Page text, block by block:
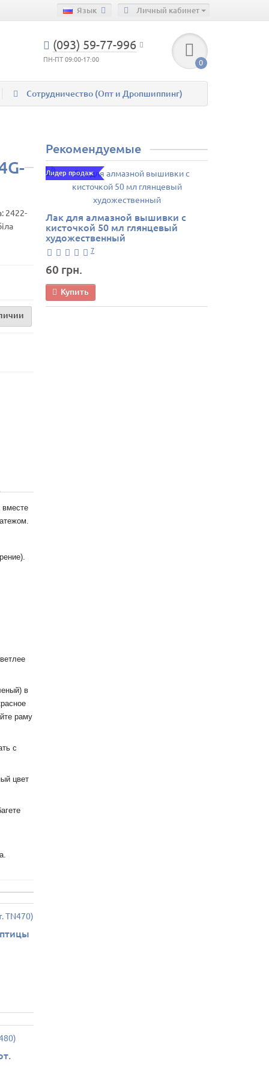
Личный кабинет
Язык
(093) 59-77-996
ПН-ПТ 09:00-17:00 0
Сотрудничество (Опт и Дропшиппинг)
2422-
вместе
в
раму
с
цвет
Рекомендуемые
Лидер продаж
Лак для алмазной вышивки с
кисточкой 50 мл глянцевый
художественный
7
60 грн.
Купить